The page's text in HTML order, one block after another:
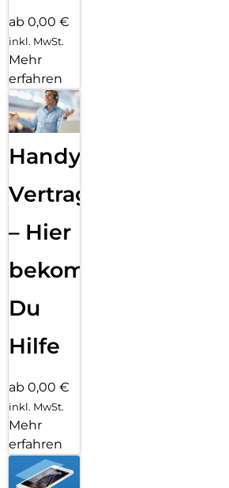
ab 0,00 €
inkl. MwSt.
Mehr
erfahren
Handy
Vertragsabwicklung
– Hier
bekommst
Du
Hilfe
ab 0,00 €
inkl. MwSt.
Mehr
erfahren